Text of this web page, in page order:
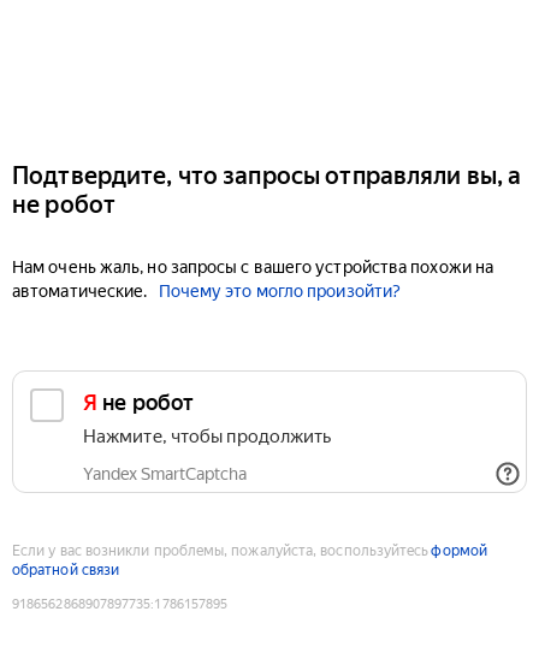
Подтвердите, что запросы отправляли вы, а
не робот
Нам очень жаль, но запросы с вашего устройства похожи на
автоматические.
Почему это могло произойти?
Я не робот
Нажмите, чтобы продолжить
Yandex SmartCaptcha
Если у вас возникли проблемы, пожалуйста, воспользуйтесьформой
обратной связи
9186562868907897735:1786157895